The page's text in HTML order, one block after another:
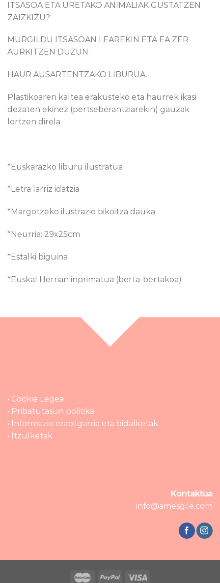
ITSASOA ETA URETAKO ANIMALIAK GUSTATZEN
ZAIZKIZU?
MURGILDU ITSASOAN LEAREKIN ETA EA ZER
AURKITZEN DUZUN.
HAUR AUSARTENTZAKO LIBURUA.
Plastikoaren kaltea erakusteko eta haurrek ikasi
dezaten ekinez (pertseberantziarekin) gauzak
lortzen direla.
*Euskarazko liburu ilustratua
*Letra larriz idatzia
*Margotzeko ilustrazio bikoitza dauka
*Neurria: 29x25cm
*Estalki biguina
*Euskal Herrian inprimatua (berta-bertakoa)
• Cookie Legea
• Pribatutasun politika
• Informazio erabilgarria eta bidalketak
• Itzulketak
Kontaktua
info@amesgile.com